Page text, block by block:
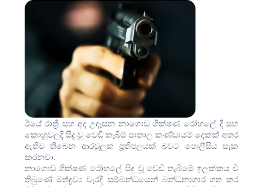
ඊයේ රාත්‍රී සහ අද උදෑසන නාගොඩ ශික්ෂණ රෝහලේ දී සහ
කොහුවලදී සිදු වූ වෙඩි තැබිම් පාතාල කණ්ඩායම් දෙකක් අතර
ඇතිව තිබෙන ආරවුලක ප්‍රතිපලයක් බවට පොලීසිය සැක
කරනවා.
නාගොඩ ශික්ෂණ රෝහලේ සිදු වූ වෙඩි තැබිමේ ඉලක්කය වී
තිබුණේ මත්ද්‍රව්‍ය වැරදි සම්බන්ධයෙන් බන්ධනාගාර ගත කර